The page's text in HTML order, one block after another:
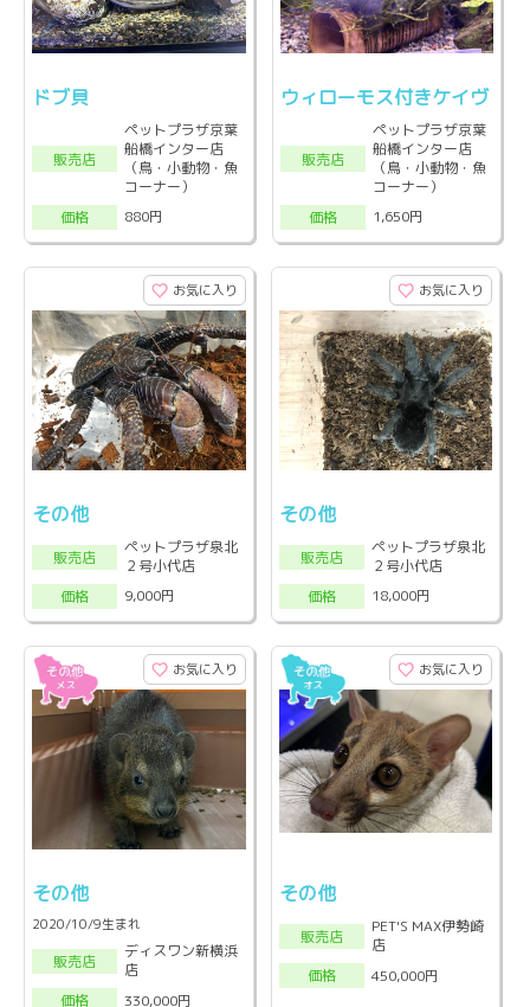
ドブ貝
販売店
ペットプラザ京葉
船橋インター店
（鳥・小動物・魚
コーナー）
価格
880円
ウィローモス付きケイヴ
販売店
ペットプラザ京葉
船橋インター店
（鳥・小動物・魚
コーナー）
価格
1,650円
お気に入り
その他
販売店
ペットプラザ泉北
２号小代店
価格
9,000円
お気に入り
その他
販売店
ペットプラザ泉北
２号小代店
価格
18,000円
お気に入り
その他
2020/10/9生まれ
販売店
ディスワン新横浜
店
価格
330,000円
お気に入り
その他
販売店
PET'S MAX伊勢崎
店
価格
450,000円